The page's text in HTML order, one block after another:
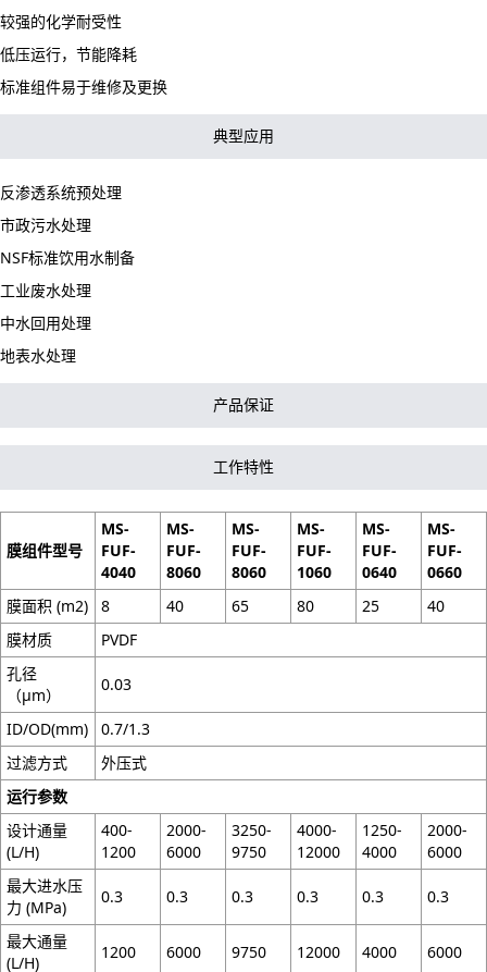
较强的化学耐受性
低压运行，节能降耗
标准组件易于维修及更换
典型应用
反渗透系统预处理
市政污水处理
NSF标准饮用水制备
工业废水处理
中水回用处理
地表水处理
产品保证
工作特性
膜组件型号
MS-
FUF-
4040
MS-
FUF-
8060
MS-
FUF-
8060
MS-
FUF-
1060
MS-
FUF-
0640
MS-
FUF-
0660
膜面积 (m2)
8 40 65 80 25
40
膜材质
PVDF
孔径
（μm）
0.03
ID/OD(mm)
0.7/1.3
过滤方式
外压式
运行参数
设计通量
(L/H)
400-
1200
2000-
6000
3250-
9750
4000-
12000
1250-
4000
2000-
6000
最大进水压
力 (MPa)
0.3 0.3 0.3 0.3 0.3 0.3
最大通量
(L/H)
1200 6000 9750 12000 4000 6000